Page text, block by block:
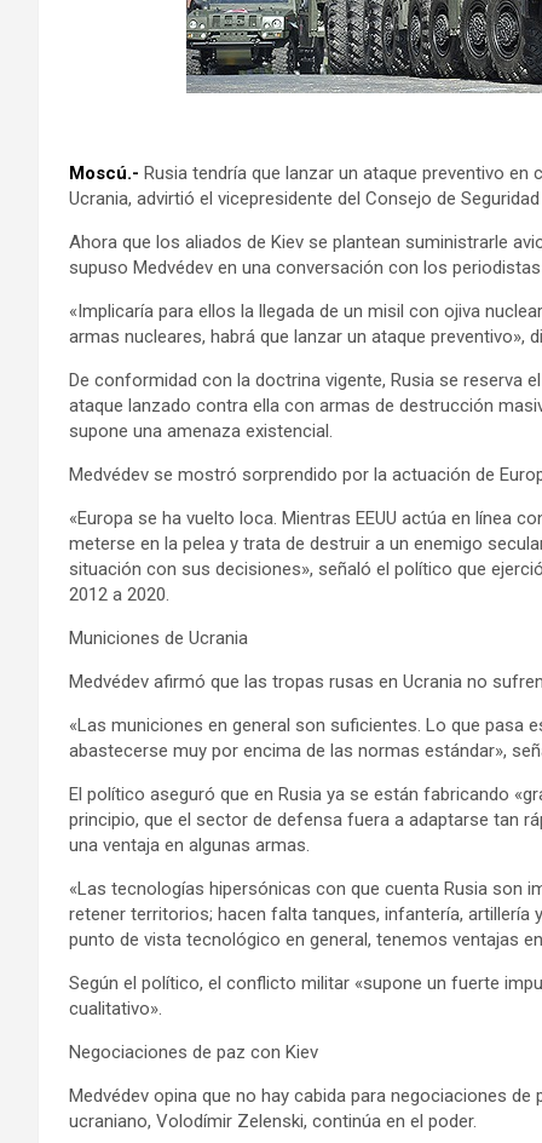
Moscú.- Rusia tendría que lanzar un ataque preventivo
Ucrania, advirtió el vicepresidente del Consejo de
Ahora que los aliados de Kiev se plantean suministrarle
supuso Medvédev en una conversación con los
«Implicaría para ellos la llegada de un misil con ojiva
armas nucleares, habrá que lanzar un ataque preventivo»,
De conformidad con la doctrina vigente, Rusia se reserva
ataque lanzado contra ella con armas de destrucción
supone una amenaza existencial.
Medvédev se mostró sorprendido por la actuación de
«Europa se ha vuelto loca. Mientras EEUU actúa en línea
meterse en la pelea y trata de destruir a un enemigo
situación con sus decisiones», señaló el político que
2012 a 2020.
Municiones de Ucrania
Medvédev afirmó que las tropas rusas en Ucrania no
«Las municiones en general son suficientes. Lo que pasa
abastecerse muy por encima de las normas estándar»,
El político aseguró que en Rusia ya se están fabricando
principio, que el sector de defensa fuera a adaptarse tan
una ventaja en algunas armas.
«Las tecnologías hipersónicas con que cuenta Rusia son
retener territorios; hacen falta tanques, infantería, artillería
punto de vista tecnológico en general, tenemos ventajas
Según el político, el conflicto militar «supone un fuerte
cualitativo».
Negociaciones de paz con Kiev
Medvédev opina que no hay cabida para negociaciones
ucraniano, Volodímir Zelenski, continúa en el poder.